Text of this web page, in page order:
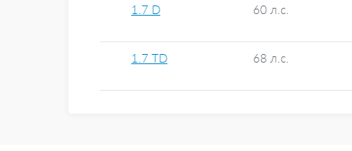
1.7 D 60 л.с.
1.7 TD 68 л.с.